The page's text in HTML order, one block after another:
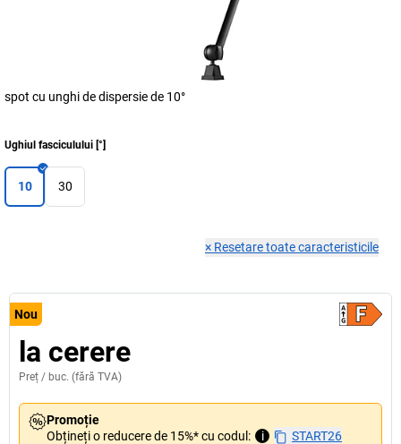
spot cu unghi de dispersie de 10°
Ughiul fasciculului [°]
10 30
× Resetare toate caracteristicile
Nou
la cerere
Preț / buc. (fără TVA)
Promoție
Obțineți o reducere de 15%* cu codul:
i START26